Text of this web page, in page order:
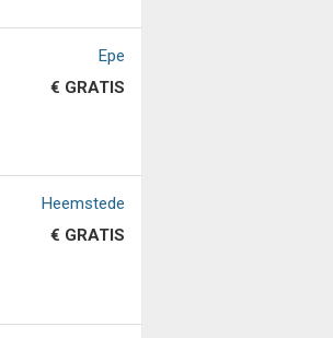
Epe
€ GRATIS
Heemstede
€ GRATIS